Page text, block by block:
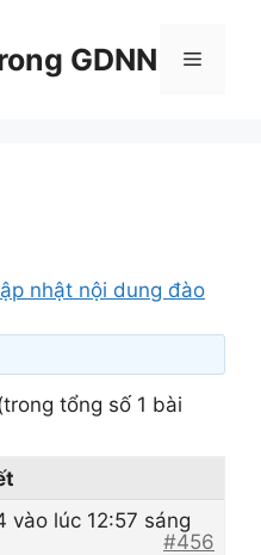
GDNN Menu
nhật nội dung đào
tổng số 1 bài
vào lúc 12:57 sáng
#456